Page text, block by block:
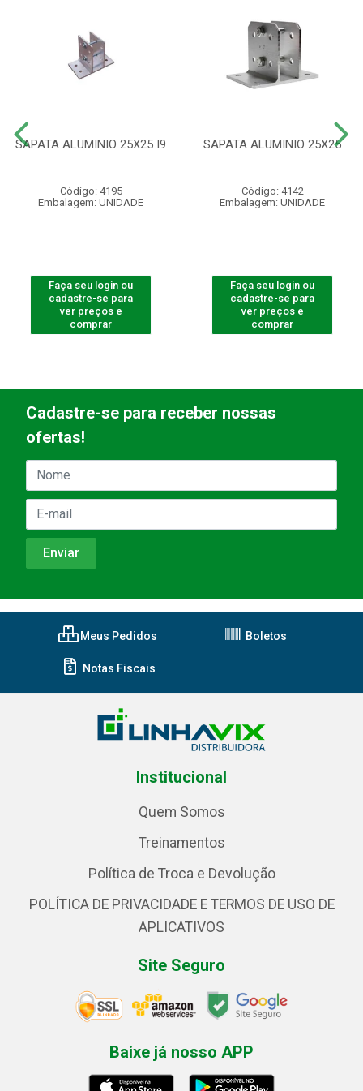
SAPATA ALUMINIO 25X25 I9
Código: 4195
Embalagem: UNIDADE
Faça seu login ou
cadastre-se para
ver preços e
comprar
SAPATA ALUMINIO 25X25
Código: 4142
Embalagem: UNIDADE
Faça seu login ou
cadastre-se para
ver preços e
comprar
Cadastre-se para receber nossas
ofertas!
Meus Pedidos Boletos
Notas Fiscais
Institucional
Quem Somos
Treinamentos
Política de Troca e Devolução
POLÍTICA DE PRIVACIDADE E TERMOS DE USO DE
APLICATIVOS
Site Seguro
Baixe já nosso APP